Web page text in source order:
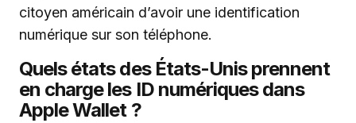
citoyen américain d’avoir une identification
numérique sur son téléphone.
Quels états des États-Unis prennent
en charge les ID numériques dans
Apple Wallet ?